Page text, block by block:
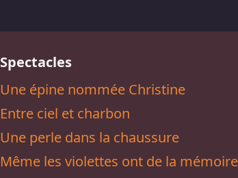
Spectacles
Une épine nommée Christine
Entre ciel et charbon
Une perle dans la chaussure
Même les violettes ont de la